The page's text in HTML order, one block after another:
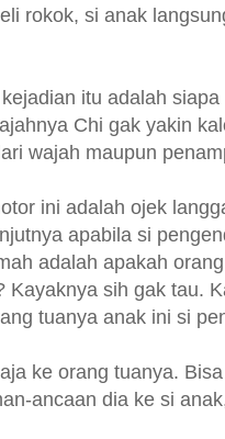
rokok, si anak
itu adalah
Chi gak yakin
wajah maupun
ini adalah ojek
apabila si
adalah apakah
Kayaknya sih gak tau.
tuanya anak ini si
ke orang tuanya.
ancaan dia ke si